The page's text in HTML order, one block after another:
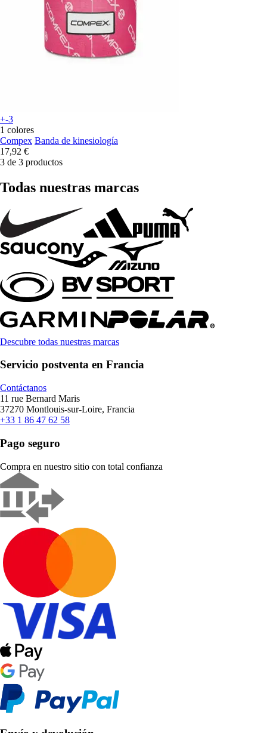
+-3
1 colores
Compex Banda de kinesiología
17,92 €
3 de 3 productos
Todas nuestras marcas
Descubre todas nuestras marcas
Servicio postventa en Francia
Contáctanos
11 rue Bernard Maris
37270 Montlouis-sur-Loire, Francia
+33 1 86 47 62 58
Pago seguro
Compra en nuestro sitio con total confianza